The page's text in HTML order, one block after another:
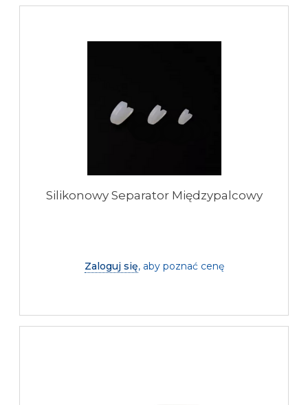
Silikonowy Separator Międzypalcowy
Zaloguj się, aby poznać cenę